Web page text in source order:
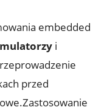
embedded
i
przed